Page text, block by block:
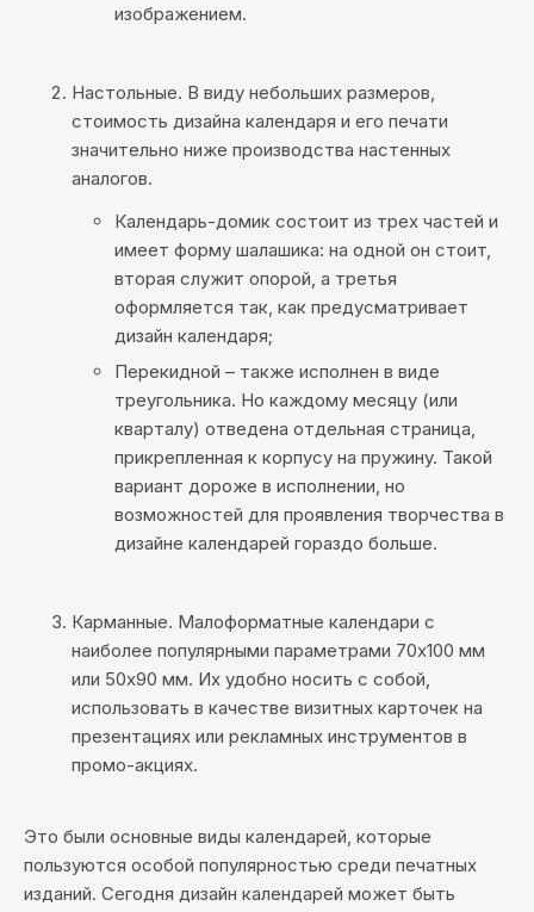
изображением.
Настольные. В виду небольших размеров,
стоимость дизайна календаря и его печати
значительно ниже производства настенных
аналогов.
Календарь-домик состоит из трех частей и
имеет форму шалашика: на одной он стоит,
вторая служит опорой, а третья
оформляется так, как предусматривает
дизайн календаря;
Перекидной – также исполнен в виде
треугольника. Но каждому месяцу (или
кварталу) отведена отдельная страница,
прикрепленная к корпусу на пружину. Такой
вариант дороже в исполнении, но
возможностей для проявления творчества в
дизайне календарей гораздо больше.
Карманные. Малоформатные календари с
наиболее популярными параметрами 70х100 мм
или 50х90 мм. Их удобно носить с собой,
использовать в качестве визитных карточек на
презентациях или рекламных инструментов в
промо-акциях.
Это были основные виды календарей, которые
пользуются особой популярностью среди печатных
изданий. Сегодня дизайн календарей может быть